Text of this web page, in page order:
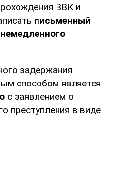
ВВК и
письменный
задержания
способом является
с заявлением о
преступления в виде